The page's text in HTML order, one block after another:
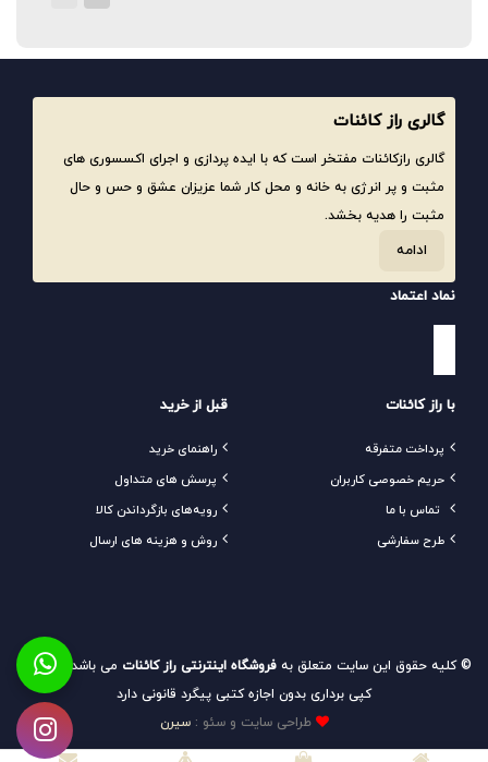
گالری راز کائنات
گالری رازکائنات مفتخر است که با ایده پردازی و اجرای اکسسوری های
مثبت و پر انرژی به خانه و محل کار شما عزیزان عشق و حس و حال
مثبت را هدیه بخشد.
ادامه
نماد اعتماد
قبل از خرید
راهنمای خرید
پرسش های متداول
رویه‌های بازگرداندن کالا
روش و هزینه های ارسال
با راز کائنات
پرداخت متفرقه
حریم خصوصی کاربران
تماس با ما
طرح سفارشی
© کلیه حقوق این سایت متعلق بهفروشگاه اینترنتی راز کائنات می باشد و هرگونه
کپی برداری بدون اجازه کتبی پیگرد قانونی دارد
طراحی سایت و سئو :سیرن